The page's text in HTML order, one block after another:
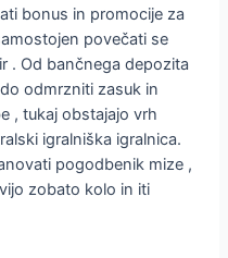
bonus in promocije za
povečati se
. Od bančnega depozita
odmrzniti zasuk in
, tukaj obstajajo vrh
igralniška igralnica.
pogodbenik mize ,
zobato kolo in iti